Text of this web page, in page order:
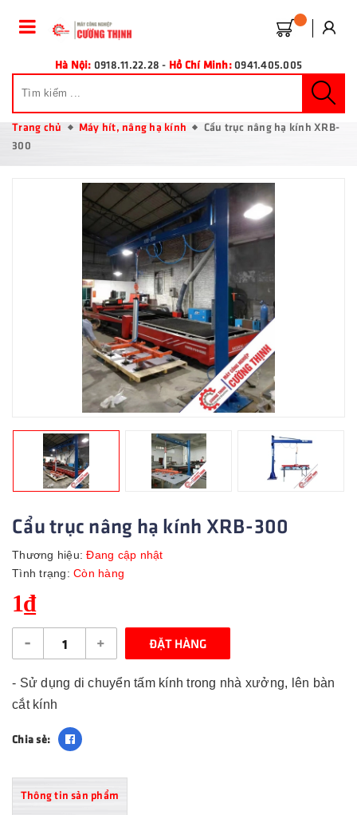
Hà Nội: 0918.11.22.28 - Hồ Chí Minh: 0941.405.005
Trang chủ Máy hít, nâng hạ kính
Cẩu trục nâng hạ kính XRB-
300
Cẩu trục nâng hạ kính XRB-300
Thương hiệu: Đang cập nhật
Tình trạng: Còn hàng
1₫
- + ĐẶT HÀNG
- Sử dụng di chuyển tấm kính trong nhà xưởng, lên bàn
cắt kính
Chia sẻ:
Thông tin sản phẩm